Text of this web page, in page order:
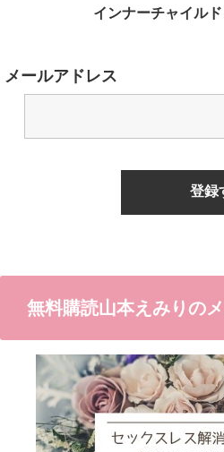
インナーチャイル
メールアドレス
無料購読山本えみりの